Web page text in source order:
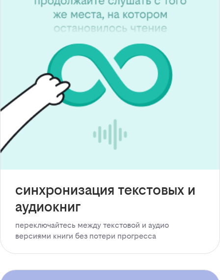
синхронизация текстовых и
аудиокниг
переключайтесь между текстовой и аудио
версиями книги без потери прогресса